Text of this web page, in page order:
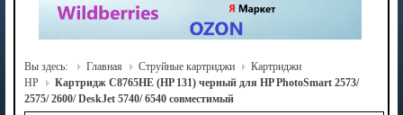
Вы здесь: Главная Струйные картриджи
Картриджи
HP
Картридж C8765HE (HP 131) черный для HP PhotoSmart 2573/
2575/ 2600/ DeskJet 5740/ 6540 совместимый